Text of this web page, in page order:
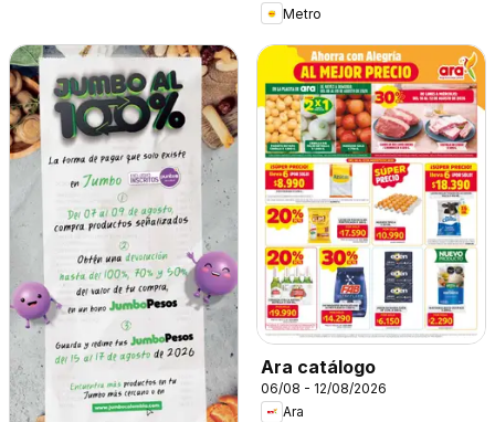
Metro
Ara catálogo
06/08 - 12/08/2026
Ara